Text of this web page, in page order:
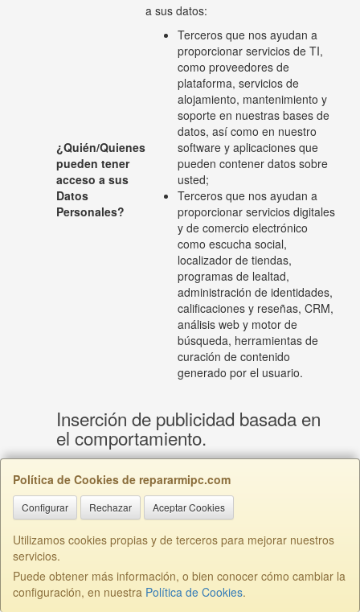
¿Quién/Quienes
pueden tener
acceso a sus
Datos
Personales?
a sus datos:
Terceros que nos ayudan a
proporcionar servicios de TI,
como proveedores de
plataforma, servicios de
alojamiento, mantenimiento y
soporte en nuestras bases de
datos, así como en nuestro
software y aplicaciones que
pueden contener datos sobre
usted;
Terceros que nos ayudan a
proporcionar servicios digitales
y de comercio electrónico
como escucha social,
localizador de tiendas,
programas de lealtad,
administración de identidades,
calificaciones y reseñas, CRM,
análisis web y motor de
búsqueda, herramientas de
curación de contenido
generado por el usuario.
Inserción de publicidad basada en
el comportamiento.
Finalidad del
Tratamiento
Inserción de publicidad basada en
el comportamiento que incluye:
Mostrarle anuncios en línea de
productos que pueden ser de
su interés, en función de su
comportamiento anterior;
Mostrarle anuncios y
contenido en las plataformas
de redes sociales;
Política de Cookies de repararmipc.com
Configurar Rechazar Aceptar Cookies
Utilizamos cookies propias y de terceros para mejorar nuestros
servicios.
Puede obtener más información, o bien conocer cómo cambiar la
configuración, en nuestra Política de Cookies.